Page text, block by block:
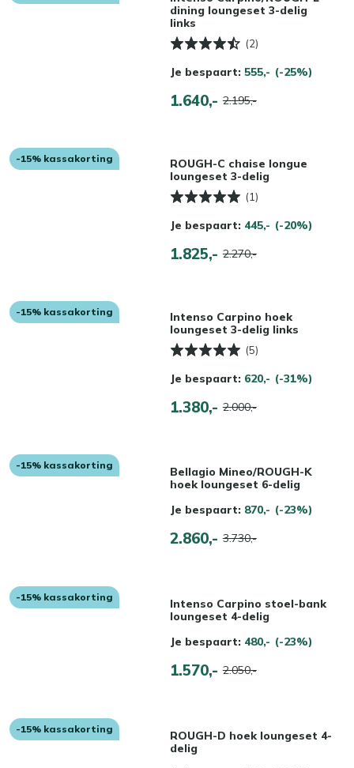
dining loungeset 3-delig
links
(2)
Je bespaart: 555,- (-25%)
1.640,- 2.195,-
-15% kassakorting
ROUGH-C chaise longue
loungeset 3-delig
(1)
Je bespaart: 445,- (-20%)
1.825,- 2.270,-
-15% kassakorting
Intenso Carpino hoek
loungeset 3-delig links
(5)
Je bespaart: 620,- (-31%)
1.380,- 2.000,-
-15% kassakorting
Bellagio Mineo/ROUGH-K
hoek loungeset 6-delig
Je bespaart: 870,- (-23%)
2.860,- 3.730,-
-15% kassakorting
Intenso Carpino stoel-bank
loungeset 4-delig
Je bespaart: 480,- (-23%)
1.570,- 2.050,-
-15% kassakorting
ROUGH-D hoek loungeset 4-
delig